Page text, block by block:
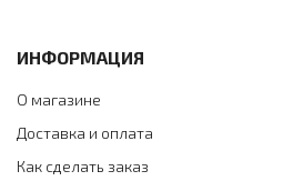
ИНФОРМАЦИЯ
О магазине
Доставка и оплата
Как сделать заказ